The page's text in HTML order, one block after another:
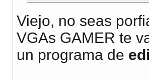
Viejo, no seas
VGAs GAMER te
un programa de